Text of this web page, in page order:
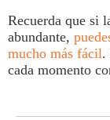
Recuerda que si
abundante,
mucho más fácil.
cada momento